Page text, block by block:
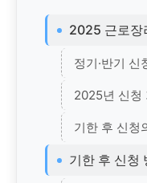
2025 근로장
정기·반기 신
2025년 신청
기한 후 신청
기한 후 신청